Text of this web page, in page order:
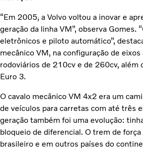
“Em 2005, a Volvo voltou a inovar e
geração da linha VM”, observa Gomes.
eletrônicos e piloto automático”,
mecânico VM, na configuração de
rodoviários de 210cv e de 260cv,
Euro 3.
O cavalo mecânico VM 4x2 era um
de veículos para carretas com até três
geração também foi uma evolução:
bloqueio de diferencial. O trem de
brasileiro e em outros países do